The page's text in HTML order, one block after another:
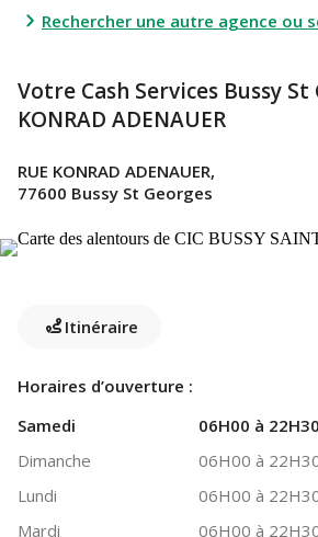
Rechercher une autre agence ou
Votre Cash Services Bussy St
KONRAD ADENAUER
RUE KONRAD ADENAUER,
77600 Bussy St Georges
Itinéraire
Horaires d’ouverture :
Samedi
06H00 à 22H30
Dimanche
06H00 à
Lundi
06H00 à
Mardi
06H00 à